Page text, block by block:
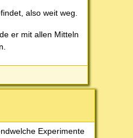
also weit weg.
er mit allen Mitteln
Experimente